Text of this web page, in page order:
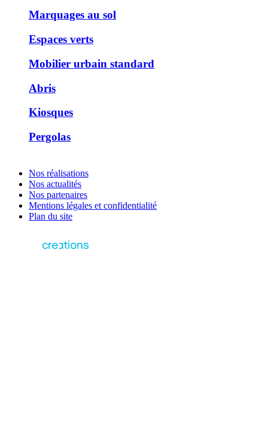
Marquages au sol
Espaces verts
Mobilier urbain standard
Abris
Kiosques
Pergolas
Nos réalisations
Nos actualités
Nos partenaires
Mentions légales et confidentialité
Plan du site